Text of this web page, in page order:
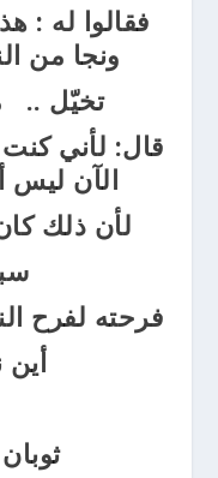
فقالوا له :
ونجا من
تخيّل ..
قال: لأني
الآن ليس
لأن ذلك
فرحته لفرح